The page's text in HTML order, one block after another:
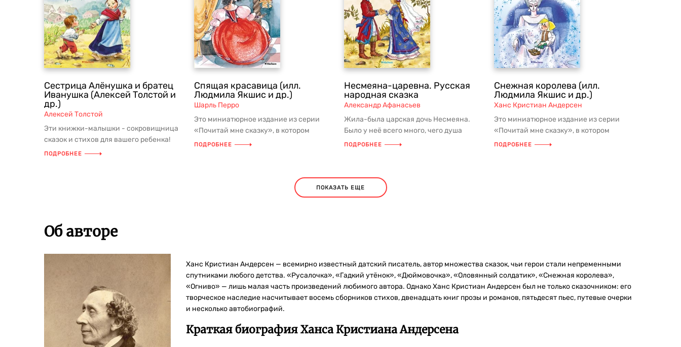
Сестрица Алёнушка и братец
Иванушка (Алексей Толстой и
др.)
Алексей Толстой
Эти книжки-малышки - сокровищница
сказок и стихов для вашего ребенка!
Добрые, богато иллюстрированны...
ПОДРОБНЕЕ
Спящая красавица (илл.
Людмила Якшис и др.)
Шарль Перро
Это миниатюрное издание из серии
«Почитай мне сказку», в котором
представлена одна из самых
ПОДРОБНЕЕ
Несмеяна-царевна. Русская
народная сказка
Александр Афанасьев
Жила-была царская дочь Несмеяна.
Было у неё всего много, чего душа
пожелает, но никогда она не улыба...
ПОДРОБНЕЕ
Снежная королева (илл.
Людмила Якшис и др.)
Ханс Кристиан Андерсен
Это миниатюрное издание из серии
«Почитай мне сказку», в котором
представлена одна из самых
ПОДРОБНЕЕ
ПОКАЗАТЬ ЕЩЕ
Об авторе
Ханс Кристиан Андерсен — всемирно известный датский писатель, автор множества сказок, чьи герои стали непременными
спутниками любого детства. «Русалочка», «Гадкий утёнок», «Дюймовочка», «Оловянный солдатик», «Снежная королева»,
«Огниво» — лишь малая часть произведений любимого автора. Однако Ханс Кристиан Андерсен был не только сказочником: его
творческое наследие насчитывает восемь сборников стихов, двенадцать книг прозы и романов, пятьдесят пьес, путевые очерки
и несколько автобиографий.
Краткая биография Ханса Кристиана Андерсена